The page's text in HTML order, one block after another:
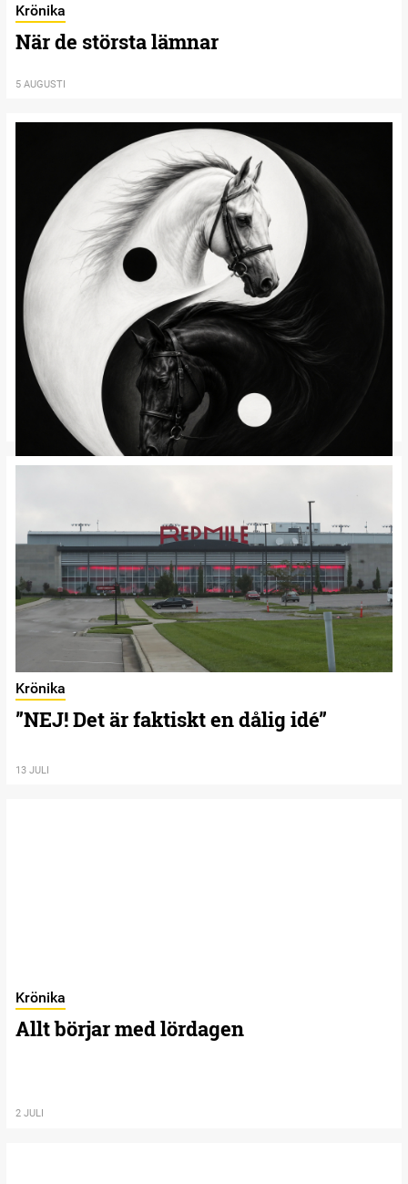
Krönika
När de största lämnar
5 AUGUSTI
Två saker som jag funderat över
Krönika
”NEJ! Det är faktiskt en dålig idé”
13 JULI
Krönika
Allt börjar med lördagen
2 JULI